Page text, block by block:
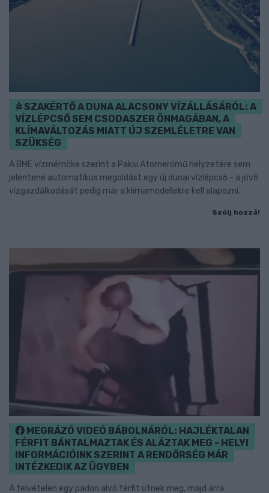
SZAKÉRTŐ A DUNA ALACSONY VÍZÁLLÁSÁRÓL: A
VÍZLÉPCSŐ SEM CSODASZER ÖNMAGÁBAN, A
KLÍMAVÁLTOZÁS MIATT ÚJ SZEMLÉLETRE VAN
SZÜKSÉG
A BME vízmérnöke szerint a Paksi Atomerőmű helyzetére sem
jelentene automatikus megoldást egy új dunai vízlépcső - a jövő
vízgazdálkodását pedig már a klímamodellekre kell alapozni.
Szólj hozzá!
MEGRÁZÓ VIDEÓ BÁBOLNÁRÓL: HAJLÉKTALAN
FÉRFIT BÁNTALMAZTAK ÉS ALÁZTAK MEG - HELYI
INFORMÁCIÓINK SZERINT A RENDŐRSÉG MÁR
INTÉZKEDIK AZ ÜGYBEN
A felvételen egy padon alvó férfit ütnek meg, majd arra